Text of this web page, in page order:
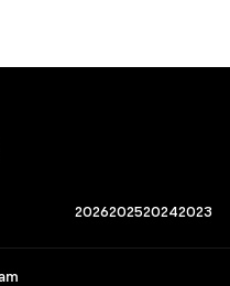
2026202520242023